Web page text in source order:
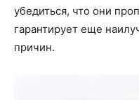
убедиться, что они
гарантирует еще
причин.